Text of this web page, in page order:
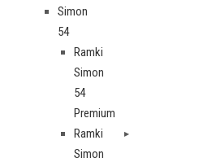
Simon
54
Ramki
Simon
54
Premium
Ramki
Simon